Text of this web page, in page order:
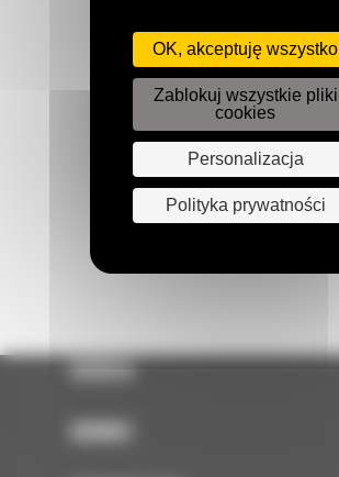
Zadzwoń do nas
122 100 122
Napisz do nas
WYŚLIJ WIADOMOŚĆ
OFERTA
SERWIS
OK, akceptuję wszystko
Zablokuj wszystkie pliki
cookies
Personalizacja
Polityka prywatności